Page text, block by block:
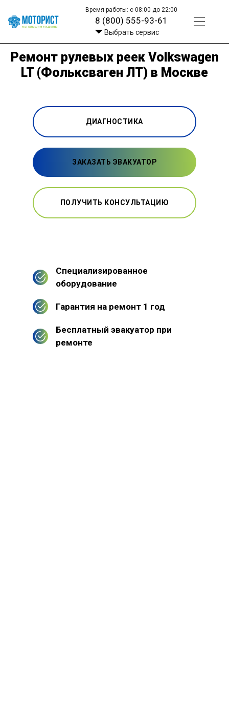
Время работы: с 08:00 до 22:00
8 (800) 555-93-61
Выбрать сервис
Ремонт рулевых реек Volkswagen
LT (Фольксваген ЛТ) в Москве
ДИАГНОСТИКА
ЗАКАЗАТЬ ЭВАКУАТОР
ПОЛУЧИТЬ КОНСУЛЬТАЦИЮ
Специализированное
оборудование
Гарантия на ремонт 1 год
Бесплатный эвакуатор при
ремонте